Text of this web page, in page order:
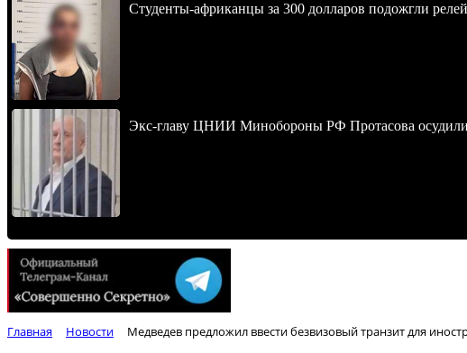
Студенты-африканцы за 300 долларов подожгли
Экс-главу ЦНИИ Минобороны РФ Протасова осудили
Главная Новости Медведев предложил ввести безвизовый транзит для